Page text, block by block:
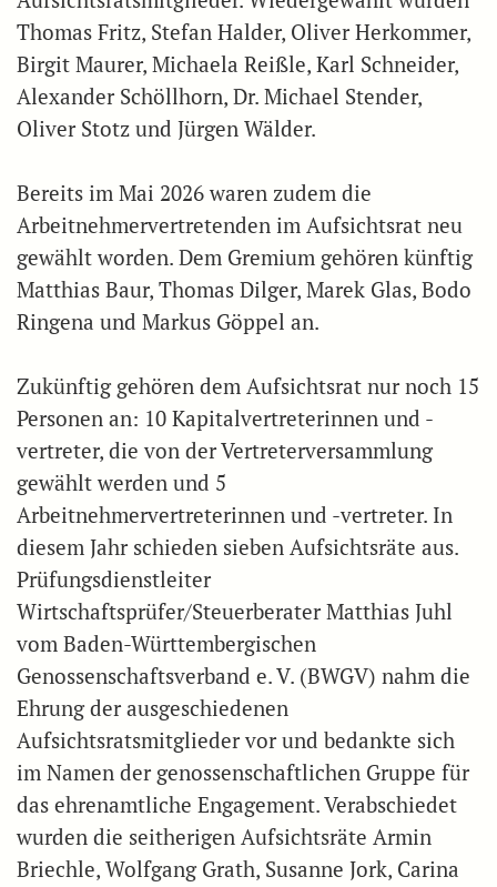
Thomas Fritz, Stefan Halder, Oliver Herkommer,
Birgit Maurer, Michaela Reißle, Karl Schneider,
Alexander Schöllhorn, Dr. Michael Stender,
Oliver Stotz und Jürgen Wälder.
Bereits im Mai 2026 waren zudem die
Arbeitnehmervertretenden im Aufsichtsrat neu
gewählt worden. Dem Gremium gehören künftig
Matthias Baur, Thomas Dilger, Marek Glas, Bodo
Ringena und Markus Göppel an.
Zukünftig gehören dem Aufsichtsrat nur noch 15
Personen an: 10 Kapitalvertreterinnen und -
vertreter, die von der Vertreterversammlung
gewählt werden und 5
Arbeitnehmervertreterinnen und -vertreter. In
diesem Jahr schieden sieben Aufsichtsräte aus.
Prüfungsdienstleiter
Wirtschaftsprüfer/Steuerberater Matthias Juhl
vom Baden-Württembergischen
Genossenschaftsverband e. V. (BWGV) nahm die
Ehrung der ausgeschiedenen
Aufsichtsratsmitglieder vor und bedankte sich
im Namen der genossenschaftlichen Gruppe für
das ehrenamtliche Engagement. Verabschiedet
wurden die seitherigen Aufsichtsräte Armin
Briechle, Wolfgang Grath, Susanne Jork, Carina